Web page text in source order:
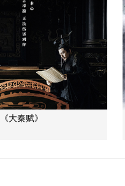
《大秦赋》